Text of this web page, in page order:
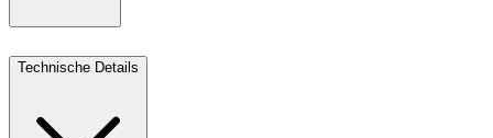
Technische Details